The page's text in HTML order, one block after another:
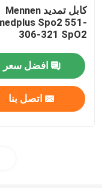
مستشعر ETCO2
محول الجنين
كابل هولتر
كابل تمديد Mennen
Spo2 551-
306-321 SpO2
افضل سعر
اتصل بنا